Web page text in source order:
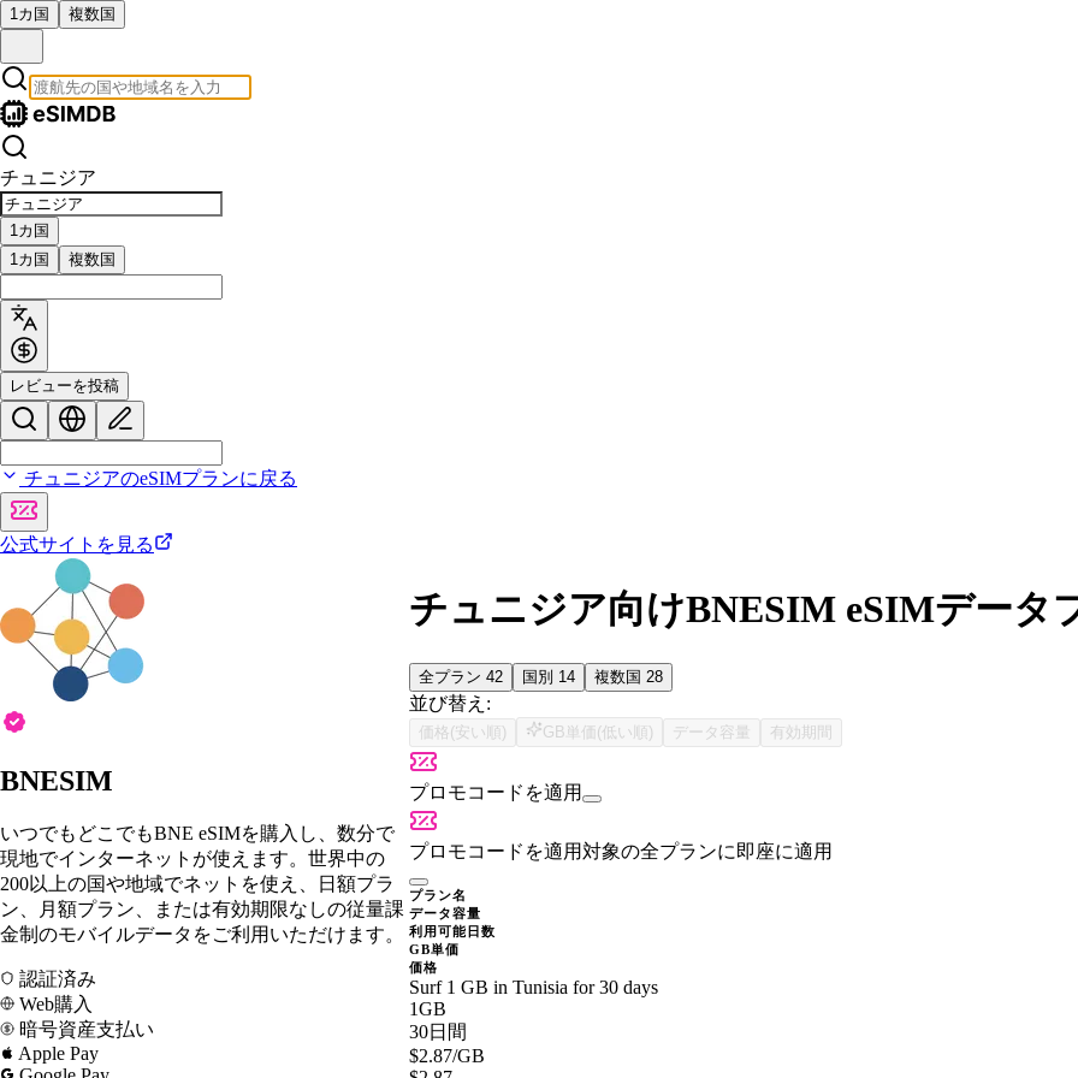
1カ国 複数国
チュニジア
1カ国
1カ国
複数国
レビューを投稿
チュニジアのeSIMプランに戻る
公式サイトを見る
BNESIM
いつでもどこでもBNE eSIMを購入し、数分で
現地でインターネットが使えます。世界中の
200以上の国や地域でネットを使え、日額プラ
ン、月額プラン、または有効期限なしの従量課
金制のモバイルデータをご利用いただけます。
認証済み
Web購入
暗号資産支払い
Apple Pay
チュニジア向けBNESIM eSIMデータ
全プラン 42 国別 14 複数国 28
並び替え:
価格(安い順) GB単価(低い順) データ容量 有効期間
プロモコードを適用
プロモコードを適用対象の全プランに即座に適用
プラン名
データ容量
利用可能日数
GB単価
価格
Surf 1 GB in Tunisia for 30 days
1GB
30日間
$2.87/GB